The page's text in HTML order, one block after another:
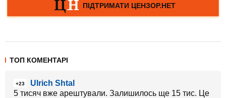
ТОП КОМЕНТАРІ
+23
Ulrich Shtal
5 тисяч вже арештували. Залишилось ще 15 тис. Це